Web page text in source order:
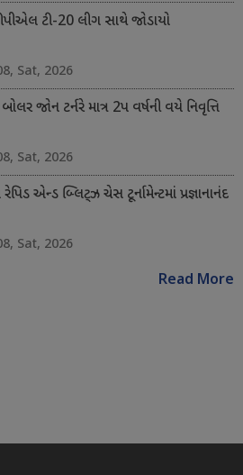
ટી-20 લીગ સાથે જોડાયો
Sat, 2026
જોન ટર્નરે માત્ર 2પ વર્ષની વયે નિવૃત્તિ
Sat, 2026
એન્ડ બ્લિટ્ઝ ચેસ ટૂર્નામેન્ટમાં પ્રજ્ઞાનાનંદ
Sat, 2026
Read More